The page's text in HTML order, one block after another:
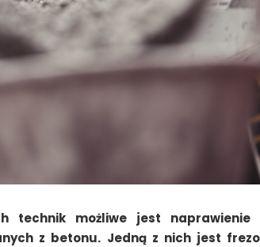
technik możliwe jest naprawienie
z betonu. Jedną z nich jest